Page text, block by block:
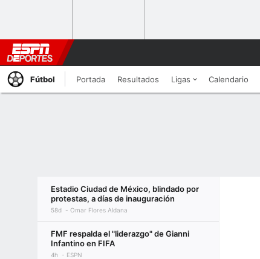
Fútbol Portada Resultados Ligas Calendario
Estadio Ciudad de México, blindado por
protestas, a días de inauguración
58d Omar Flores Aldana
FMF respalda el "liderazgo" de Gianni
Infantino en FIFA
4h ESPN